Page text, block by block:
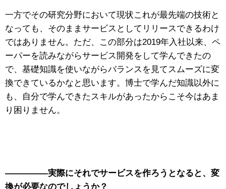
一方でその研究分野において現状これが最先端の技術と
なっても、そのままサービスとしてリリースできるわけ
ではありません。ただ、この部分は2019年入社以来、ペ
ーパーを読みながらサービス開発をして学んできたの
で、基礎知識を使いながらバランスを見てスムーズに変
換できているかなと思います。博士で学んだ知識以外に
も、自分で学んできたスキルがあったからこそ今はあま
り困りません。
—————実際にそれでサービスを作ろうとなると、変
換が必要なのでしょうか？